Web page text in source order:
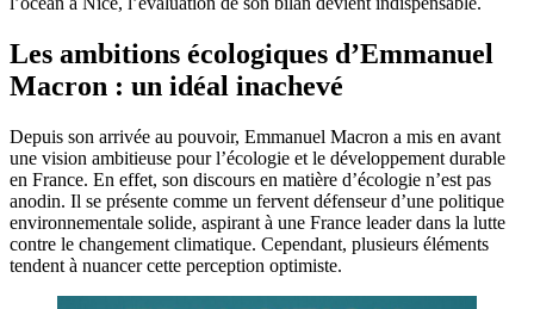
Les ambitions écologiques d’Emmanuel
Macron : un idéal inachevé
Depuis son arrivée au pouvoir, Emmanuel Macron a mis en avant
une vision ambitieuse pour l’écologie et le développement durable
en France. En effet, son discours en matière d’écologie n’est pas
anodin. Il se présente comme un fervent défenseur d’une politique
environnementale solide, aspirant à une France leader dans la lutte
contre le changement climatique. Cependant, plusieurs éléments
tendent à nuancer cette perception optimiste.